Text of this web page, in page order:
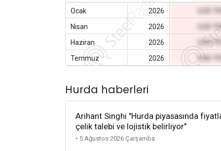
Ocak 2026
Nisan
2026 0,00
Haziran
2026 0,00
Temmuz
2026 0,00
Hurda haberleri
Arihant Singhi "Hurda piyasasında
çelik talebi ve lojistik belirliyor"
• 5 Ağustos 2026 Çarşamba